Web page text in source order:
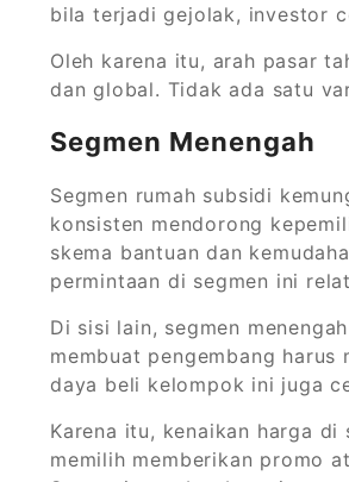
bila terjadi gejolak, investor
Oleh karena itu, arah pasar
dan global. Tidak ada satu
Segmen Menengah
Segmen rumah subsidi
konsisten mendorong
skema bantuan dan
permintaan di segmen ini
Di sisi lain, segmen
membuat pengembang
daya beli kelompok ini juga
Karena itu, kenaikan harga
memilih memberikan promo